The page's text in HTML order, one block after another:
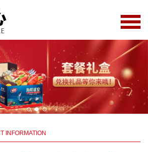
INFORMATION